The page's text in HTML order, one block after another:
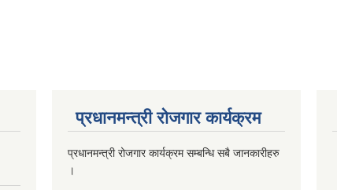
प्रधानमन्त्री रोजगार कार्यक्रम
प्रधानमन्त्री रोजगार कार्यक्रम सम्बन्धि सबै जानकारीहरु
।